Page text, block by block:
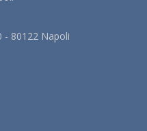
- 80122 Napoli